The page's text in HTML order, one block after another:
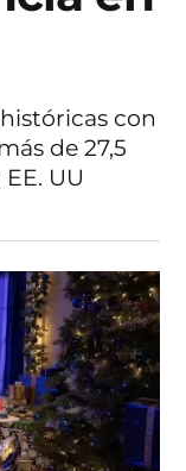
con
de 27,5
UU